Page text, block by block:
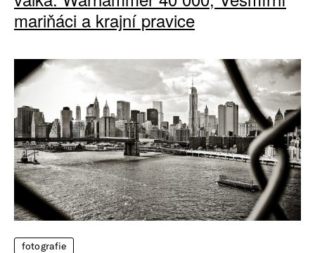
mariňáci a krajní pravice
fotografie